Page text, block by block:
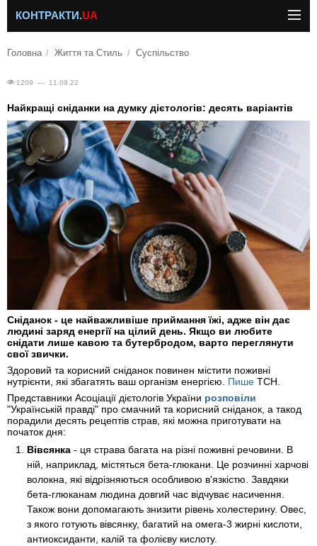
КОНТРАКТИ.UA
Головна Життя та Стиль Суспільство
1209 — 11.09.22
Найкращі сніданки на думку дієтологів: десять варіантів
Сніданок - це найважливіше приймання їжі, адже він дає
людині заряд енергії на цілий день. Якщо ви любите
снідати лише кавою та бутербродом, варто переглянути
свої звички.
Здоровий та корисний сніданок повинен містити поживні
нутрієнти, які збагатять ваш організм енергією. Пише ТСН.
Представники Асоціації дієтологів України розповіли
"Українській правді" про смачний та корисний сніданок, а такод
порадили десять рецептів страв, які можна приготувати на
початок дня:
Вівсянка - ця страва багата на різні поживні речовини. В
ній, наприклад, містяться бета-глюкани. Це розчинні харчові
волокна, які відрізняються особливою в'язкістю. Завдяки
бета-глюканам людина довгий час відчуває насичення.
Також вони допомагають знизити рівень холестерину. Овес,
з якого готують вівсянку, багатий на омега-3 жирні кислоти,
антиоксиданти, калій та фолієву кислоту.